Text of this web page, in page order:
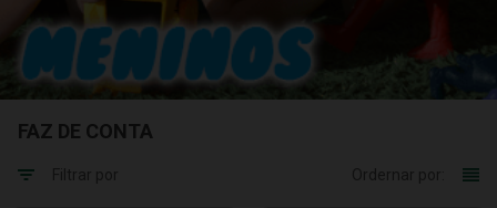
FAZ DE CONTA